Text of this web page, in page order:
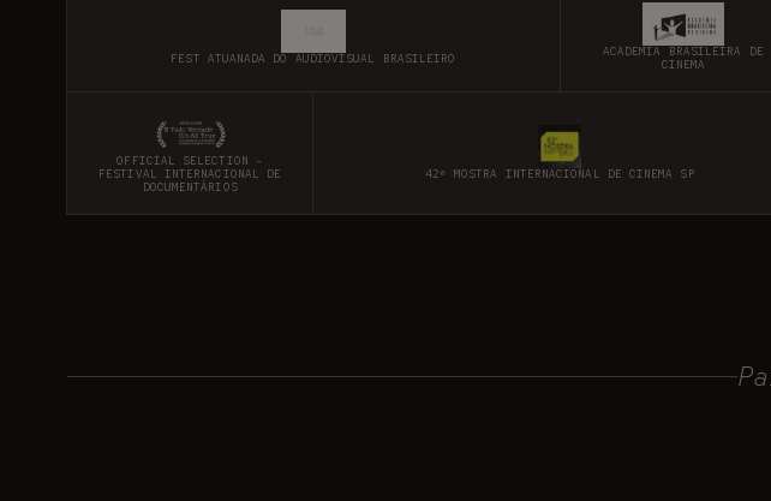
FEST ATUANADA DO AUDIOVISUAL BRASILEIRO
ACADEMIA BRASILEIRA DE
CINEMA
OFFICIAL SELECTION -
FESTIVAL INTERNACIONAL DE
DOCUMENTÁRIOS
42ª MOSTRA INTERNACIONAL DE CINEMA SP